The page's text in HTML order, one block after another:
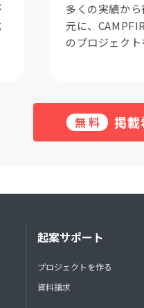
多くの実績か
元に、
のプロジェクト
無料 掲載
起案サポート
プロジェクトを作る
資料請求